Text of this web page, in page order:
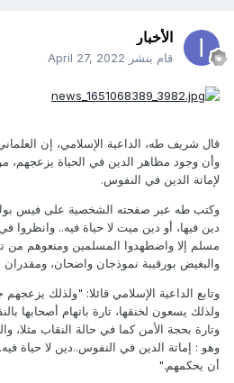
الأخبار
قام بنشر April 27, 2022
قال شريف طه، الداعية الإسلامي، إن العلماني
وأن وجود مظاهر الدين في الحياة يزعجهم،
لإماتة الدين في النفوس.
وكتب طه عبر صفحته الشخصية على فيس بوك
دين فيها، أو دين ميت لا حياة فيه.. وانظروا
مسلم إلا واضطهدوا المسلمين ومنعوهم من
والبغيض بورقيبة نموذجان واضحان، ومقدران
وتابع الداعية الإسلامي قائلا: "ولذلك
ولذلك يسعون لخنقها، تارة باتهام أصحابها
وتارة بحجة الأمن كما في حالة النقاب مثلا،
وهو : إماتة الدين في النفوس..دين لا حياة
أن يحكمهم."